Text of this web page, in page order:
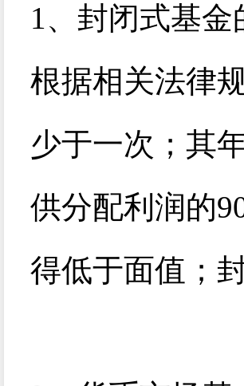
1、封闭式基
根据相关法律
少于一次；其
供分配利润的
得低于面值；